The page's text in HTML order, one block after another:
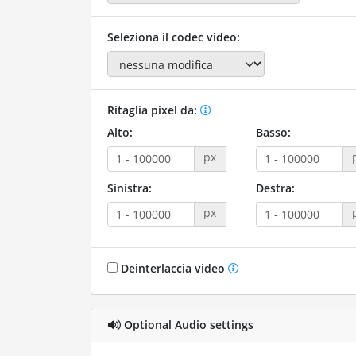
Seleziona il codec video:
Ritaglia pixel da:
Alto:
px
Basso:
Sinistra:
px
Destra:
Deinterlaccia video
Optional Audio settings